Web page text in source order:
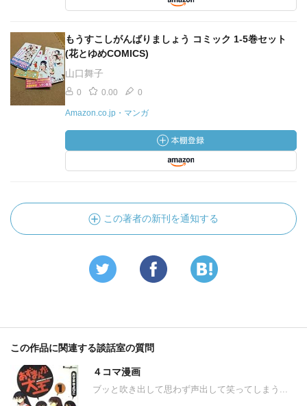
もうすこしがんばりましょう コミック 1-5巻セット
(花とゆめCOMICS)
山口舞子
0 0.00 0
Amazon.co.jp・マンガ
この著者の新刊を通知する
この作品に関連する談話室の質問
４コマ漫画
ブッと吹き出して思わず声出して笑ってしまう...